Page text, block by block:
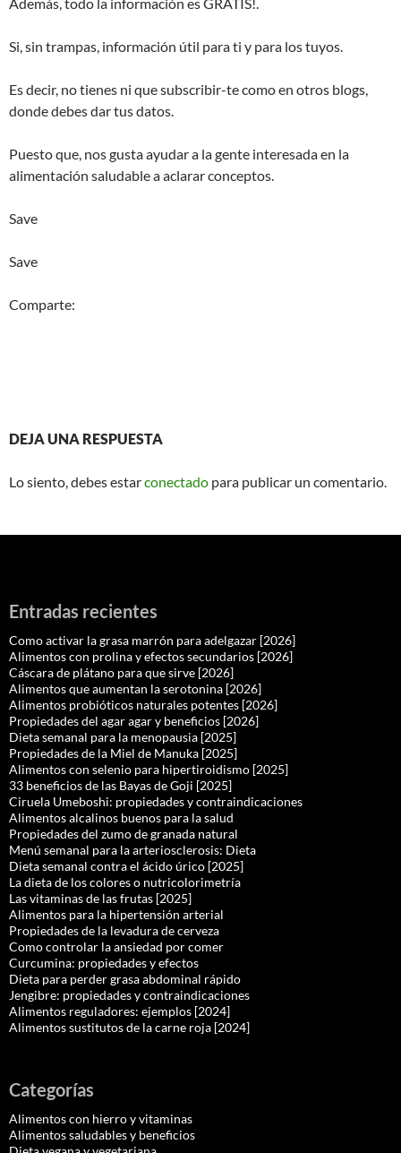
Si, sin trampas, información útil para ti y para los tuyos.
Es decir, no tienes ni que subscribir-te como en otros blogs,
donde debes dar tus datos.
Puesto que, nos gusta ayudar a la gente interesada en la
alimentación saludable a aclarar conceptos.
Save
Save
Comparte:
DEJA UNA RESPUESTA
Lo siento, debes estarconectado para publicar un comentario.
Entradas recientes
Como activar la grasa marrón para adelgazar [2026]
Alimentos con prolina y efectos secundarios [2026]
Cáscara de plátano para que sirve [2026]
Alimentos que aumentan la serotonina [2026]
Alimentos probióticos naturales potentes [2026]
Propiedades del agar agar y beneficios [2026]
Dieta semanal para la menopausia [2025]
Propiedades de la Miel de Manuka [2025]
Alimentos con selenio para hipertiroidismo [2025]
33 beneficios de las Bayas de Goji [2025]
Ciruela Umeboshi: propiedades y contraindicaciones
Alimentos alcalinos buenos para la salud
Propiedades del zumo de granada natural
Menú semanal para la arteriosclerosis: Dieta
Dieta semanal contra el ácido úrico [2025]
La dieta de los colores o nutricolorimetría
Las vitaminas de las frutas [2025]
Alimentos para la hipertensión arterial
Propiedades de la levadura de cerveza
Como controlar la ansiedad por comer
Curcumina: propiedades y efectos
Dieta para perder grasa abdominal rápido
Jengibre: propiedades y contraindicaciones
Alimentos reguladores: ejemplos [2024]
Alimentos sustitutos de la carne roja [2024]
Categorías
Alimentos con hierro y vitaminas
Alimentos saludables y beneficios